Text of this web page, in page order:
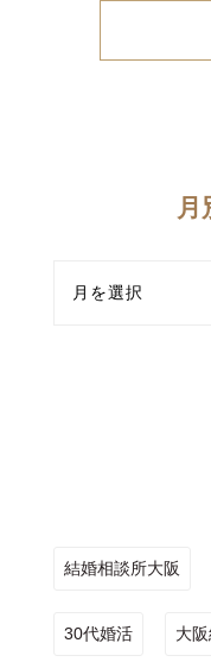
結婚相談所大阪
30代婚活 大